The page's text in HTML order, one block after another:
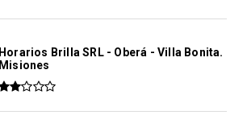
Horarios Brilla SRL - Oberá - Villa Bonita.
Misiones